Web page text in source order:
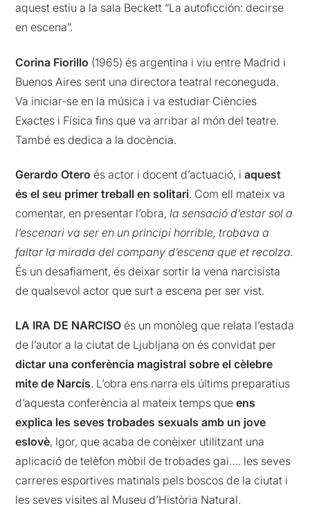
aquest estiu a la sala Beckett “La autoficción: decirse
en escena”.
Corina Fiorillo (1965) és argentina i viu entre Madrid i
Buenos Aires sent una directora teatral reconeguda.
Va iniciar-se en la música i va estudiar Ciències
Exactes i Física fins que va arribar al món del teatre.
També es dedica a la docència.
Gerardo Otero és actor i docent d’actuació, iaquest
és el seu primer treball en solitari. Com ell mateix va
comentar, en presentar l’obra,la sensació d’estar sol a
l’escenari va ser en un principi horrible, trobava a
faltar la mirada del company d’escena que et recolza.
És un desafiament, és deixar sortir la vena narcisista
de qualsevol actor que surt a escena per ser vist.
LA IRA DE NARCISO és un monòleg que relata l’estada
de l’autor a la ciutat de Ljubljana on és convidat per
dictar una conferència magistral sobre el cèlebre
mite de Narcís. L’obra ens narra els últims preparatius
d’aquesta conferència al mateix temps queens
explica les seves trobades sexuals amb un jove
eslovè, Igor, que acaba de conèixer utilitzant una
aplicació de telèfon mòbil de trobades gai…. les seves
carreres esportives matinals pels boscos de la ciutat i
les seves visites al Museu d’Història Natural.